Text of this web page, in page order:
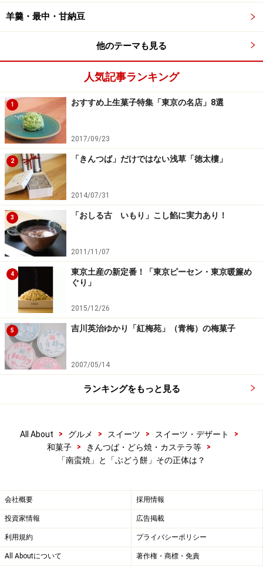
◎「三越」地下1階菓遊庵
日本橋店；毎週金曜日（揚最中6個1,080円
銀座店；毎週金曜日（揚最中6個入1,080円）
◎「西武百貨店」地下1階諸国銘菓
円）
※記事内容は執筆時点のものです。最新の内容をご確認くださ
い。
※メニューや料金などのデータは、取材時または記事公開時点で
の内容です。
羊羹・最中・甘納豆
他のテーマも見る
人気記事ランキング
1 おすすめ上生菓子特集「東京の名店」8選
2017/09/23
2 「きんつば」だけではない浅草「徳太樓」
2014/07/31
3 「おしる古 いもり」こし餡に実力あり！
2011/11/07
4
東京土産の新定番！「東京ピーセン・東京暖簾め
ぐり」
2015/12/26
5 吉川英治ゆかり「紅梅苑」（青梅）の梅菓子
2007/05/14
ランキングをもっと見る
All About > グルメ > スイーツ > スイーツ・デザート
>
和菓子
> きんつば・どら焼・カステラ等
>
「南蛮焼」と「ぶどう餅」その正体は？
会社概要 採用情報
投資家情報 広告掲載
利用規約 プライバシーポリシー
All Aboutについて 著作権・商標・免責